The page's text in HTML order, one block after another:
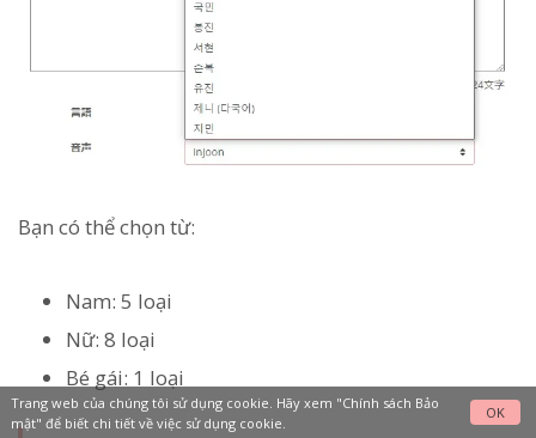
Bạn có thể chọn từ:
Nam: 5 loại
Nữ: 8 loại
Bé gái: 1 loại
Trang web của chúng tôi sử dụng cookie. Hãy xem "Chính sách Bảo
mật" để biết chi tiết về việc sử dụng cookie.
OK